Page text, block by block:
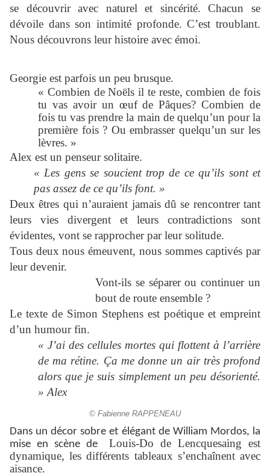
se découvrir avec naturel et sincérité. Chacun se
dévoile dans son intimité profonde. C’est troublant.
Nous découvrons leur histoire avec émoi.
Georgie est parfois un peu brusque.
« Combien de Noëls il te reste, combien de fois
tu vas avoir un œuf de Pâques? Combien de
fois tu vas prendre la main de quelqu’un pour la
première fois ? Ou embrasser quelqu’un sur les
lèvres. »
Alex est un penseur solitaire.
« Les gens se soucient trop de ce qu’ils sont et
pas assez de ce qu’ils font. »
Deux êtres qui n’auraient jamais dû se rencontrer tant
leurs vies divergent et leurs contradictions sont
évidentes, vont se rapprocher par leur solitude.
Tous deux nous émeuvent, nous sommes captivés par
leur devenir.
Vont-ils se séparer ou continuer un
bout de route ensemble ?
Le texte de Simon Stephens est poétique et empreint
d’un humour fin.
« J’ai des cellules mortes qui flottent à l’arrière
de ma rétine. Ça me donne un air très profond
alors que je suis simplement un peu désorienté.
» Alex
© Fabienne RAPPENEAU
Dans un décor sobre et élégant de William Mordos, la
mise en scène deLouis-Do de Lencquesaing est
dynamique, les différents tableaux s’enchaînent avec
aisance.